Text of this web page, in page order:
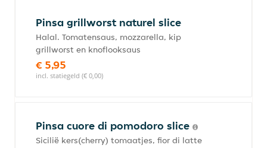
Pinsa grillworst naturel slice
Halal. Tomatensaus, mozzarella, kip
grillworst en knoflooksaus
€ 5,95
incl. statiegeld (€ 0,00)
Pinsa cuore di pomodoro slice
Sicilië kers(cherry) tomaatjes, fior di latte